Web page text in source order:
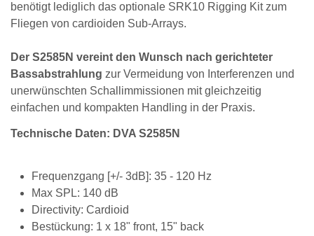
benötigt lediglich das optionale SRK10 Rigging Kit zum
Fliegen von cardioiden Sub-Arrays.
Der S2585N vereint den Wunsch nach gerichteter
Bassabstrahlung zur Vermeidung von Interferenzen und
unerwünschten Schallimmissionen mit gleichzeitig
einfachen und kompakten Handling in der Praxis.
Technische Daten: DVA S2585N
Frequenzgang [+/- 3dB]: 35 - 120 Hz
Max SPL: 140 dB
Directivity: Cardioid
Bestückung: 1 x 18" front, 15" back